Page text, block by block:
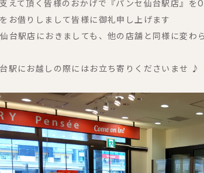
えて頂く皆様のおかげで『パンセ仙台駅店』を
お借りしまして皆様に御礼申し上げます
台駅店におきましても、他の店舗と同様に変わ
駅にお越しの際にはお立ち寄りくださいませ ♪